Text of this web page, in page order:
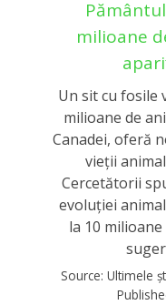
milioane
Un sit cu fosile
milioane de
Canadei, oferă
vieții
Cercetătorii
evoluției
la 10
Source: Ultimele